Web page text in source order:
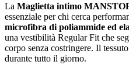
La Maglietta intimo
essenziale per chi cerca
microfibra di poliammide ed
una vestibilità Regular Fit che
corpo senza costringere. Il
durante tutto il giorno.